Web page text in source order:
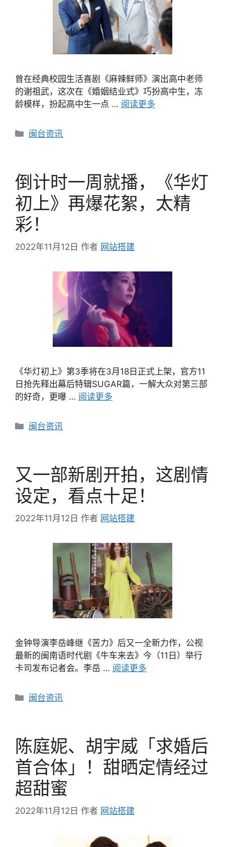
曾在经典校园生活喜剧《麻辣鲜师》演出高中老师
的谢祖武，这次在《婚姻结业式》巧扮高中生，冻
龄模样，扮起高中生一点 … 阅读更多
分
闽台资讯
倒计时一周就播，《华灯
初上》再爆花絮，太精
彩！
2022年11月12日 作者 网站搭建
《华灯初上》第3季将在3月18日正式上架，官方11
日抢先释出幕后特辑SUGAR篇，一解大众对第三部
的好奇，更曝 … 阅读更多
分
闽台资讯
又一部新剧开拍，这剧情
设定，看点十足！
2022年11月12日 作者 网站搭建
金钟导演李岳峰继《苦力》后又一全新力作，公视
最新的闽南语时代剧《牛车来去》今（11日）举行
卡司发布记者会。李岳 … 阅读更多
分
闽台资讯
陈庭妮、胡宇威「求婚后
首合体」！甜晒定情经过
超甜蜜
2022年11月12日 作者 网站搭建